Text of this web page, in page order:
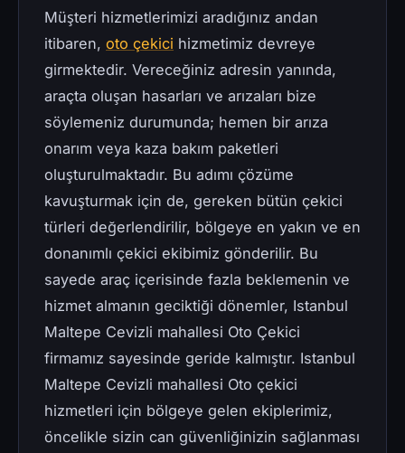
Müşteri hizmetlerimizi aradığınız andan
itibaren, oto çekici hizmetimiz devreye
girmektedir. Vereceğiniz adresin yanında,
araçta oluşan hasarları ve arızaları bize
söylemeniz durumunda; hemen bir arıza
onarım veya kaza bakım paketleri
oluşturulmaktadır. Bu adımı çözüme
kavuşturmak için de, gereken bütün çekici
türleri değerlendirilir, bölgeye en yakın ve en
donanımlı çekici ekibimiz gönderilir. Bu
sayede araç içerisinde fazla beklemenin ve
hizmet almanın geciktiği dönemler, Istanbul
Maltepe Cevizli mahallesi Oto Çekici
firmamız sayesinde geride kalmıştır. Istanbul
Maltepe Cevizli mahallesi Oto çekici
hizmetleri için bölgeye gelen ekiplerimiz,
öncelikle sizin can güvenliğinizin sağlanması